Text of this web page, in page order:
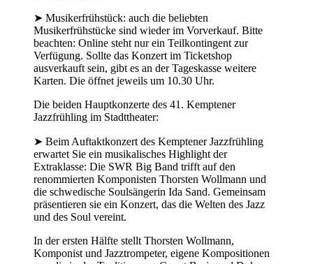
➤ Musikerfrühstück: auch die beliebten
Musikerfrühstücke sind wieder im Vorverkauf. Bitte
beachten: Online steht nur ein Teilkontingent zur
Verfügung. Sollte das Konzert im Ticketshop
ausverkauft sein, gibt es an der Tageskasse weitere
Karten. Die öffnet jeweils um 10.30 Uhr.
Die beiden Hauptkonzerte des 41. Kemptener
Jazzfrühling im Stadttheater:
➤ Beim Auftaktkonzert des Kemptener Jazzfrühling
erwartet Sie ein musikalisches Highlight der
Extraklasse: Die SWR Big Band trifft auf den
renommierten Komponisten Thorsten Wollmann und
die schwedische Soulsängerin Ida Sand. Gemeinsam
präsentieren sie ein Konzert, das die Welten des Jazz
und des Soul vereint.
In der ersten Hälfte stellt Thorsten Wollmann,
Komponist und Jazztrompeter, eigene Kompositionen